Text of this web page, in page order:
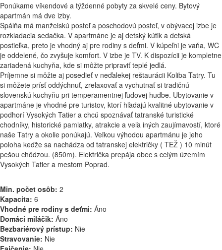
Ponúkame víkendové a týždenné pobyty za skvelé ceny. Bytový
apartmán má dve izby.
Spálňa má manželskú posteľ a poschodovú posteľ, v obývacej izbe je
rozkladacia sedačka. V apartmáne je aj detský kútik a detská
postieľka, preto je vhodný aj pre rodiny s deťmi. V kúpeľni je vaňa, WC
je oddelené, čo zvyšuje komfort. V izbe je TV. K dispozícii je kompletne
zariadená kuchyňa, kde si môžte pripraviť teplé jedlá.
Príjemne si môžte aj posedieť v neďalekej reštaurácii Koliba Tatry. Tu
si môžete prísť oddýchnuť, zrelaxovať a vychutnať si tradičnú
slovenskú kuchyňu pri temperamentnej ľudovej hudbe. Ubytovanie v
apartmáne je vhodné pre turistov, ktorí hľadajú kvalitné ubytovanie v
podhorí Vysokých Tatier a chcú spoznávať tatranské turistické
chodníky, historické pamiatky, atrakcie a veľa iných zaujímavostí, ktoré
naše Tatry a okolie ponúkajú. Veľkou výhodou apartmánu je jeho
poloha keďže sa nachádza od tatranskej električky ( TEŽ ) 10 minút
pešou chôdzou. (850m). Električka prepája obec s celým územím
Vysokých Tatier a mestom Poprad.
Min. počet osôb: 2
Kapacita: 6
Vhodné pre rodiny s deťmi: Áno
Domáci miláčik: Áno
Bezbariérový prístup: Nie
Stravovanie: Nie